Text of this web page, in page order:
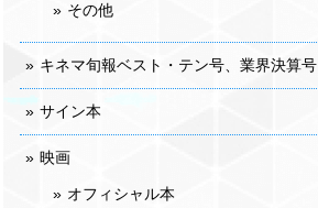
その他
キネマ旬報ベスト・テン号、業界決算号
サイン本
映画
オフィシャル本